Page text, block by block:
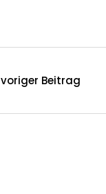
voriger Beitrag